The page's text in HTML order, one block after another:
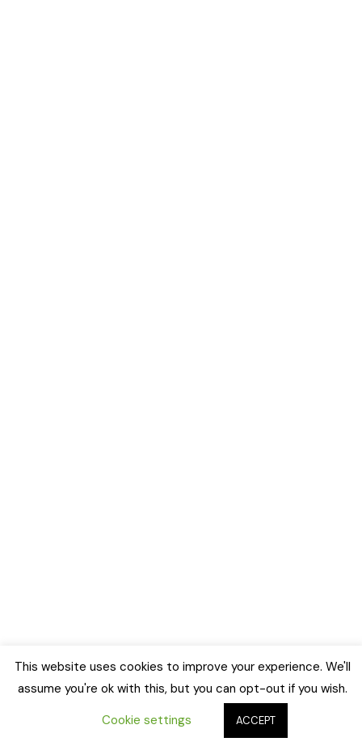
This website uses cookies to improve your experience. We'll
assume you're ok with this, but you can opt-out if you wish.
Cookie settings
ACCEPT